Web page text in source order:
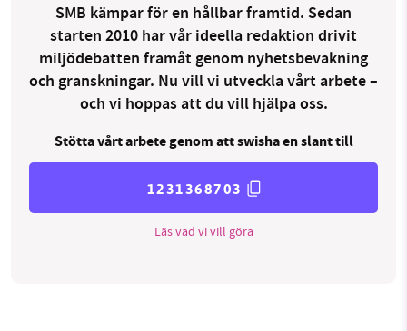
SMB kämpar för en hållbar framtid. Sedan
starten 2010 har vår ideella redaktion drivit
miljödebatten framåt genom nyhetsbevakning
och granskningar. Nu vill vi utveckla vårt arbete –
och vi hoppas att du vill hjälpa oss.
Stötta vårt arbete genom att swisha en slant till
1231368703
Läs vad vi vill göra